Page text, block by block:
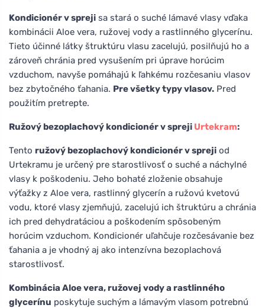
Kondicionér v spreji sa stará o suché lámavé vlasy vďaka
kombinácii Aloe vera, ružovej vody a rastlinného glycerínu.
Tieto účinné látky štruktúru vlasu zacelujú, posilňujú ho a
zároveň chránia pred vysušením pri úprave horúcim
vzduchom, navyše pomáhajú k ľahkému rozčesaniu vlasov
bez zbytočného ťahania. Pre všetky typy vlasov. Pred
použitím pretrepte.
Ružový bezoplachový kondicionér v spreji Urtekram:
Tento ružový bezoplachový kondicionér v spreji od
Urtekramu je určený pre starostlivosť o suché a náchylné
vlasy k poškodeniu. Jeho bohaté zloženie obsahuje
výťažky z Aloe vera, rastlinný glycerín a ružovú kvetovú
vodu, ktoré vlasy zjemňujú, zacelujú ich štruktúru a chránia
ich pred dehydratáciou a poškodením spôsobeným
horúcim vzduchom. Kondicionér uľahčuje rozčesávanie bez
ťahania a je vhodný aj ako intenzívna bezoplachová
starostlivosť.
Kombinácia Aloe vera, ružovej vody a rastlinného
glycerínu poskytuje suchým a lámavým vlasom potrebnú